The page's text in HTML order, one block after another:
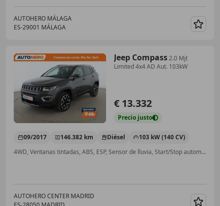
AUTOHERO MÁLAGA
ES-29001 MÁLAGA
Jeep Compass2.0 Mjt
Limited 4x4 AD Aut. 103kW
€ 13.332
Precio justo
09/2017 146.382 km Diésel
103 kW (140 CV)
4WD, Ventanas tintadas, ABS, ESP, Sensor de lluvia, Start/Stop automático, Faros antiniebla, Bluetooth
AUTOHERO CENTER MADRID